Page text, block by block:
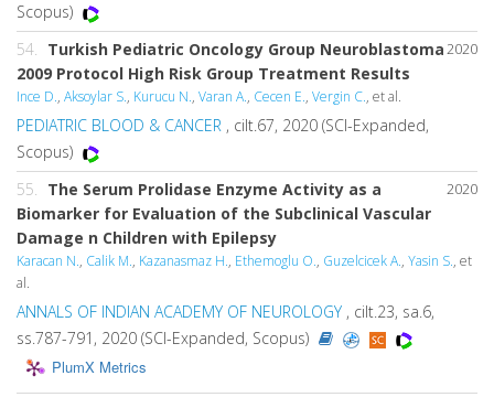
Scopus)
2020
54. Turkish Pediatric Oncology Group Neuroblastoma
2009 Protocol High Risk Group Treatment Results
Ince D., Aksoylar S., Kurucu N., Varan A., Cecen E., Vergin C., et al.
PEDIATRIC BLOOD & CANCER , cilt.67, 2020 (SCI-Expanded,
Scopus)
2020
55. The Serum Prolidase Enzyme Activity as a
Biomarker for Evaluation of the Subclinical Vascular
Damage n Children with Epilepsy
Karacan N., Calik M., Kazanasmaz H., Ethemoglu O., Guzelcicek A., Yasin S., et
al.
ANNALS OF INDIAN ACADEMY OF NEUROLOGY , cilt.23, sa.6,
ss.787-791, 2020 (SCI-Expanded, Scopus)
PlumX Metrics